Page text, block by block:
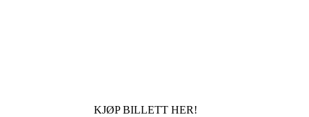
KJØP BILLETT HER!